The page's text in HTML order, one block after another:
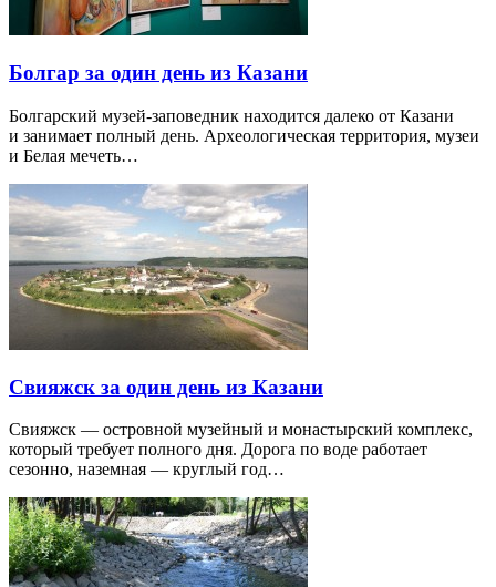
Болгар за один день из Казани
Болгарский музей-заповедник находится далеко от Казани
и занимает полный день. Археологическая территория, музеи
и Белая мечеть…
Свияжск за один день из Казани
Свияжск — островной музейный и монастырский комплекс,
который требует полного дня. Дорога по воде работает
сезонно, наземная — круглый год…